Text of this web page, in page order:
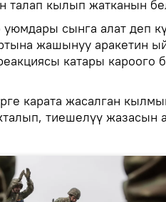
кылып жатканын
сынга алат деп
жашынуу аракетин
катары кароого
карата жасалган
тиешелүү жазасын